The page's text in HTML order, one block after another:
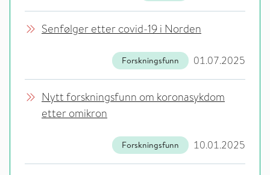
Senfølger etter covid-19 i Norden
01.07.2025
Forskningsfunn
Nytt forskningsfunn om koronasykdom
etter omikron
10.01.2025
Forskningsfunn